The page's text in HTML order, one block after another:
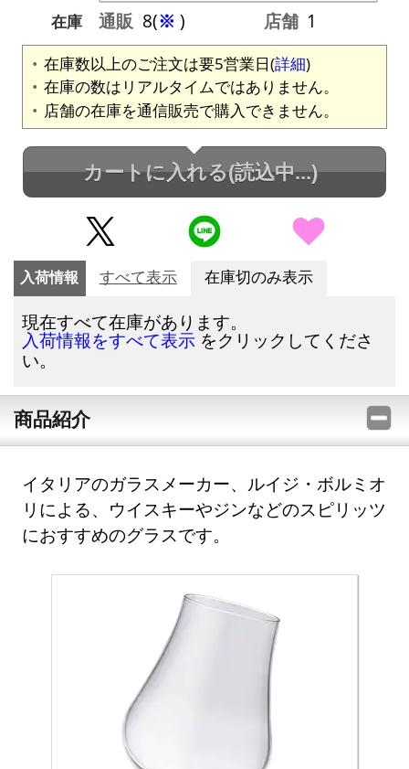
在庫
通販 8(※ ) 店舗 1
在庫数以上のご注文は要5営業日(詳細)
在庫の数はリアルタイムではありません。
店舗の在庫を通信販売で購入できません。
カートに入れる(読込中...)
入荷情報 すべて表示 在庫切のみ表示
現在すべて在庫があります。
入荷情報をすべて表示 をクリックしてくださ
い。
商品紹介
イタリアのガラスメーカー、ルイジ・ボルミオ
リによる、ウイスキーやジンなどのスピリッツ
におすすめのグラスです。